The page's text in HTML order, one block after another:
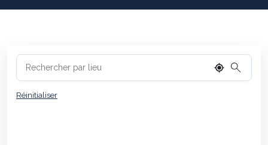
Réinitialiser